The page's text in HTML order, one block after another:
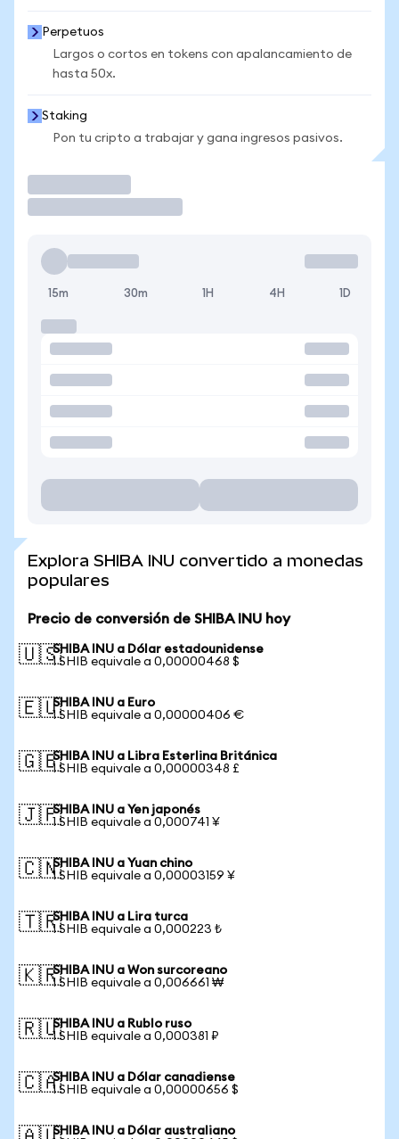
Perpetuos
Largos o cortos en tokens con apalancamiento de
hasta 50x.
Staking
Pon tu cripto a trabajar y gana ingresos pasivos.
15m 30m 1H 4H 1D
Explora SHIBA INU convertido a monedas
populares
Precio de conversión de SHIBA INU hoy
🇺🇸SHIBA INU a Dólar estadounidense
1 SHIB equivale a 0,00000468 $
🇪🇺SHIBA INU a Euro
1 SHIB equivale a 0,00000406 €
🇬🇧SHIBA INU a Libra Esterlina Británica
1 SHIB equivale a 0,00000348 £
🇯🇵SHIBA INU a Yen japonés
1 SHIB equivale a 0,000741 ¥
🇨🇳SHIBA INU a Yuan chino
1 SHIB equivale a 0,00003159 ¥
🇹🇷SHIBA INU a Lira turca
1 SHIB equivale a 0,000223 ₺
🇰🇷SHIBA INU a Won surcoreano
1 SHIB equivale a 0,006661 ₩
🇷🇺SHIBA INU a Rublo ruso
1 SHIB equivale a 0,000381 ₽
🇨🇦SHIBA INU a Dólar canadiense
1 SHIB equivale a 0,00000656 $
SHIBA INU a Dólar australiano